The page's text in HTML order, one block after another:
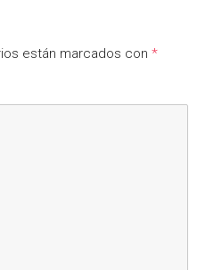
están marcados con *